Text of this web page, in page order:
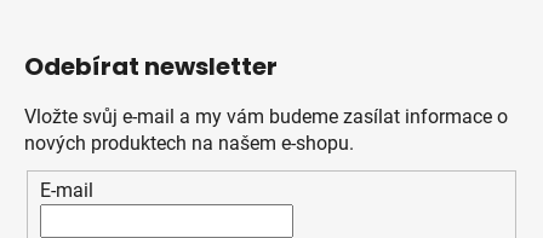
Odebírat newsletter
Vložte svůj e-mail a my vám budeme zasílat informace o
nových produktech na našem e-shopu.
E-mail